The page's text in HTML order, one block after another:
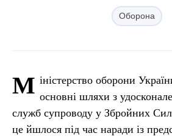
Оборона
М іністерство оборони
основні шляхи з
служб супроводу у Збройних
це йшлося під час наради із